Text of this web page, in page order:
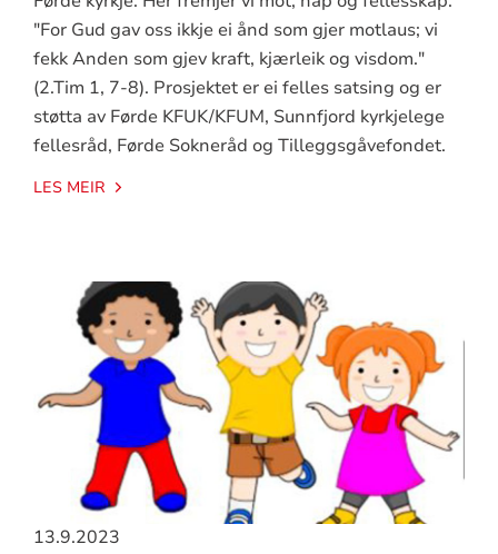
"For Gud gav oss ikkje ei ånd som gjer motlaus; vi
fekk Anden som gjev kraft, kjærleik og visdom."
(2.Tim 1, 7-8). Prosjektet er ei felles satsing og er
støtta av Førde KFUK/KFUM, Sunnfjord kyrkjelege
fellesråd, Førde Sokneråd og Tilleggsgåvefondet.
LES MEIR
13.9.2023